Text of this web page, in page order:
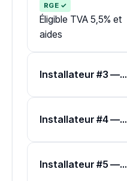
RGE ✓
Éligible TVA 5,5% et
aides
Installateur #3 — Zone Yonne
Installateur #4 — Zone Yonne
Installateur #5 — Zone Yonne